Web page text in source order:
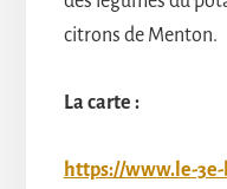
citrons de Menton.
La carte :
https://www.le-